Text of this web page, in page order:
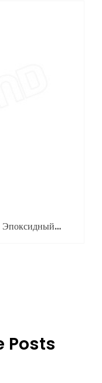
Эпоксидный
Posts